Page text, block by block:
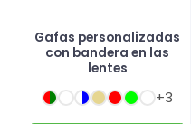
Gafas personalizadas
con bandera en las
lentes
+3